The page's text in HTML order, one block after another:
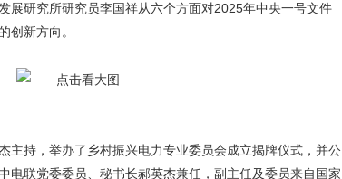
研究所研究员李国祥从六个方面对2025年中央一号文件
创新方向。
持，举办了乡村振兴电力专业委员会成立揭牌仪式，并公
电联党委委员、秘书长郝英杰兼任，副主任及委员来自国家